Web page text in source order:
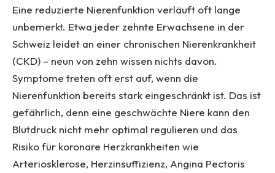
Eine reduzierte Nierenfunktion verläuft oft lange
unbemerkt. Etwa jeder zehnte Erwachsene in der
Schweiz leidet an einer chronischen Nierenkrankheit
(CKD) – neun von zehn wissen nichts davon.
Symptome treten oft erst auf, wenn die
Nierenfunktion bereits stark eingeschränkt ist. Das ist
gefährlich, denn eine geschwächte Niere kann den
Blutdruck nicht mehr optimal regulieren und das
Risiko für koronare Herzkrankheiten wie
Arteriosklerose, Herzinsuffizienz, Angina Pectoris